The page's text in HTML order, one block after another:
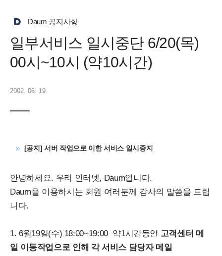
Daum 공지사항
일부서비스 일시중단 6/20(목)
00시~10시 (약10시간)
2002. 06. 19.
[공지] 서버 작업으로 이한 서비스 일시중지
안녕하세요. 우리 인터넷, Daum입니다.
Daum을 이용하시는 회원 여러분께 감사의 말씀을 드립
니다.
1. 6월19일(수) 18:00~19:00 약1시간동안 고객센터 메
일 이동작업으로 인해 각 서비스 담당자 메일